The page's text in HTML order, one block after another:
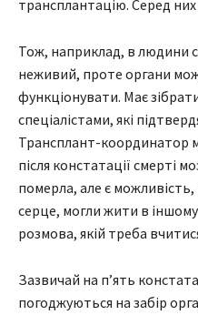
трансплантацію. Серед них
Тож, наприклад, в людини
неживий, проте органи
функціонувати. Має
спеціалістами, які
Трансплант-координатор
після констатації смерті
померла, але є
серце, могли жити в іншому
розмова, якій треба
Зазвичай на п’ять
погоджуються на забір